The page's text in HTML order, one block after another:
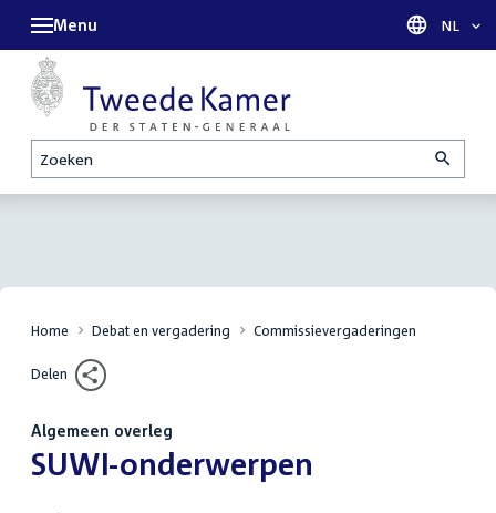
Zoeken
Menu Taal
NL
Home Debat en vergadering Commissievergaderingen
Delen
Algemeen overleg
:SUWI-onderwerpen